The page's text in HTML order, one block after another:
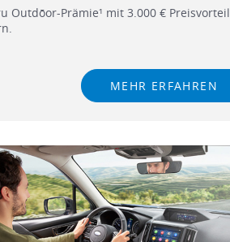
Outdōor-Prämie¹ mit 3.000 € Preisvorteil
MEHR ERFAHREN